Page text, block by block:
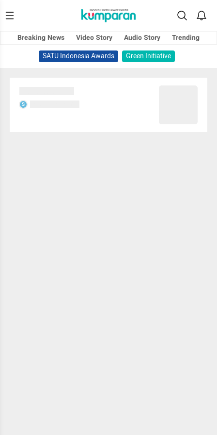
Breaking News Video Story Audio Story
Trending
SATU Indonesia Awards
Green Initiative
S